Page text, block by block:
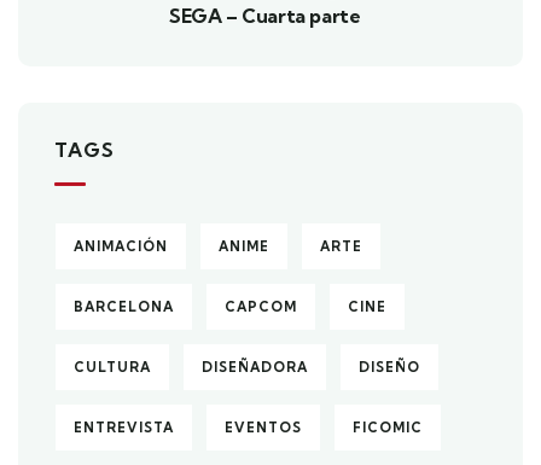
SEGA – Cuarta parte
TAGS
ANIMACIÓN ANIME ARTE
BARCELONA CAPCOM CINE
CULTURA DISEÑADORA DISEÑO
ENTREVISTA EVENTOS FICOMIC